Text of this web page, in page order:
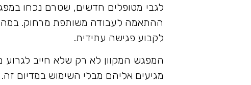
לגבי מטופלים חדשים, שטרם נכחו
ההתאמה לעבודה משותפת מרחוק.
לקבוע פגישה עתידית.
המפגש המקוון לא רק שלא חייב לגרוע
מגיעים אליהם מבלי השימוש במדיום זה.